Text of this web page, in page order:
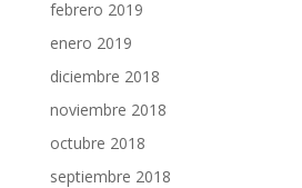
febrero 2019
enero 2019
diciembre 2018
noviembre 2018
octubre 2018
septiembre 2018